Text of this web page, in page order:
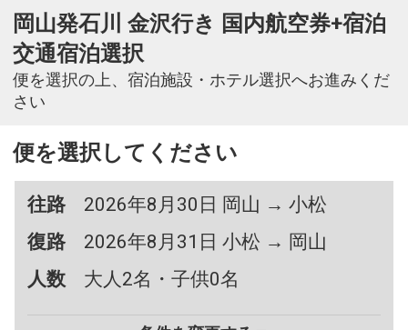
岡山発石川 金沢行き 国内航空券+宿泊
交通宿泊選択
便を選択の上、宿泊施設・ホテル選択へお進みくだ
さい
便を選択してください
往路
2026年8月30日 岡山 → 小松
復路
2026年8月31日 小松 → 岡山
人数
大人2名・子供0名